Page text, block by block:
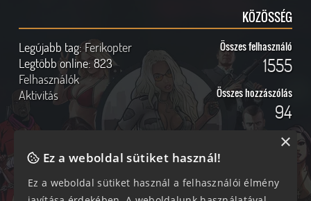
KÖZÖSSÉG
Legújabb tag:Ferikopter
Legtöbb online:823
Felhasználók
Aktivitás
Összes felhasználó
1555
Összes hozzászólás
94
Online felhasználók Kövess Minket!
Ez a weboldal sütiket használ!
Ez a weboldal sütiket használ a felhasználói élmény
×